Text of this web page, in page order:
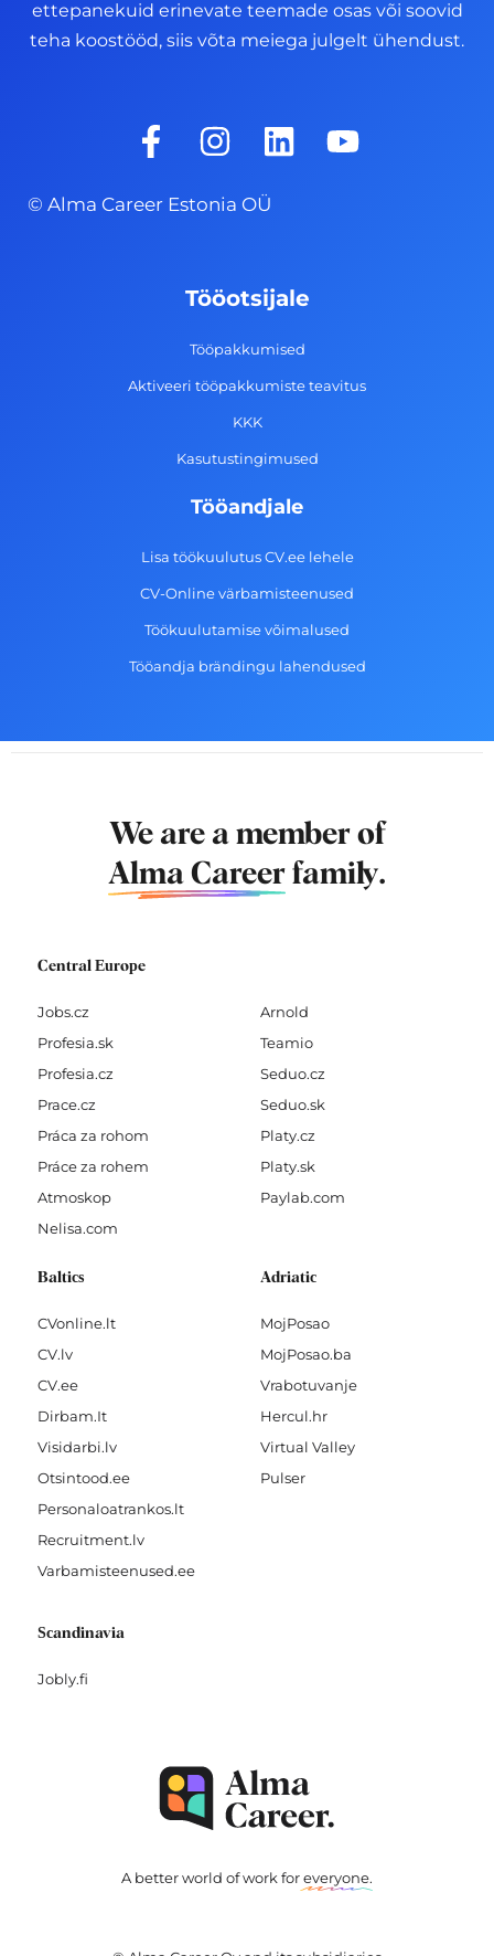
ettepanekuid erinevate teemade osas või soovid
teha koostööd, siis võta meiega julgelt ühendust.
F
a
e
-
I
n
s
t
g
a
m
L
i
d
n
Y
o
© Alma Career Estonia OÜ
Tööotsijale
Tööpakkumised
Aktiveeri tööpakkumiste teavitus
KKK
Kasutustingimused
Tööandjale
Lisa töökuulutus CV.ee lehele
CV-Online värbamisteenused
Töökuulutamise võimalused
Tööandja brändingu lahendused
We are a member of
Alma Career family.
Central Europe
Jobs.cz
Profesia.sk
Profesia.cz
Prace.cz
Práca za rohom
Práce za rohem
Atmoskop
Nelisa.com
Arnold
Teamio
Seduo.cz
Seduo.sk
Platy.cz
Platy.sk
Paylab.com
Baltics
CVonline.lt
CV.lv
CV.ee
Dirbam.It
Visidarbi.lv
Otsintood.ee
Personaloatrankos.lt
Recruitment.lv
Varbamisteenused.ee
Adriatic
MojPosao
MojPosao.ba
Vrabotuvanje
Hercul.hr
Virtual Valley
Pulser
Scandinavia
Jobly.fi
A better world of work foreveryone.